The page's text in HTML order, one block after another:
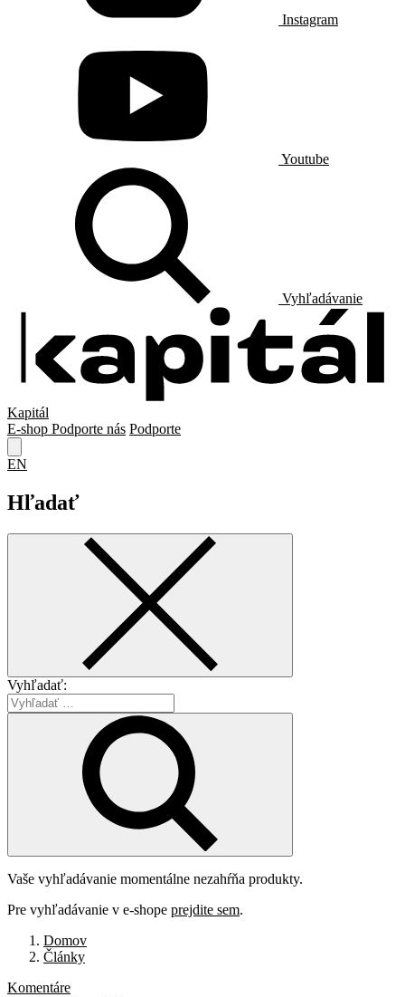
Instagram
Youtube
Vyhľadávanie
Kapitál
E-shop Podporte nás Podporte
EN
Hľadať
Vyhľadať:
Vaše vyhľadávanie momentálne nezahŕňa produkty.
Pre vyhľadávanie v e-shope prejdite sem.
Domov
Články
Komentáre